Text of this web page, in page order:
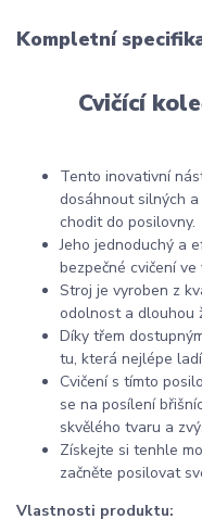
Kompletní
Cvičící
Tento inovativní
dosáhnout silných
chodit do posilovny.
Jeho jednoduchý a
bezpečné cvičení
Stroj je vyroben z
odolnost a dlouhou
Díky třem
tu, která nejlépe
Cvičení s tímto
se na posílení
skvělého tvaru a
Získejte si tenhle
začněte posilovat
Vlastnosti produktu: